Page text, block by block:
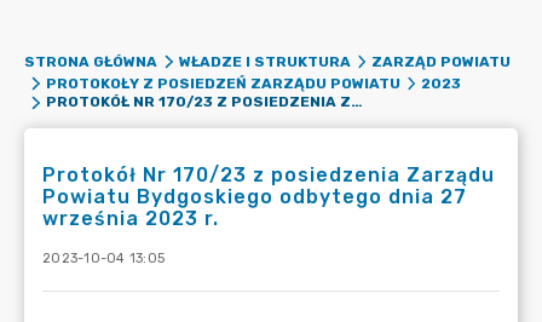
STRONA GŁÓWNA WŁADZE I STRUKTURA
ZARZĄD POWIATU
PROTOKOŁY Z POSIEDZEŃ ZARZĄDU POWIATU
2023
PROTOKÓŁ NR 170/23 Z POSIEDZENIA ZARZĄDU POWIATU BYDGOSKIEGO ODBYTEGO DNIA 27 WRZEŚNIA 2023 R.
Protokół Nr 170/23 z posiedzenia Zarządu
Powiatu Bydgoskiego odbytego dnia 27
września 2023 r.
2023-10-04 13:05